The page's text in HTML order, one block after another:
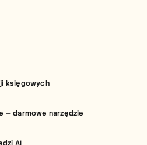
księgowych
— darmowe narzędzie
AI